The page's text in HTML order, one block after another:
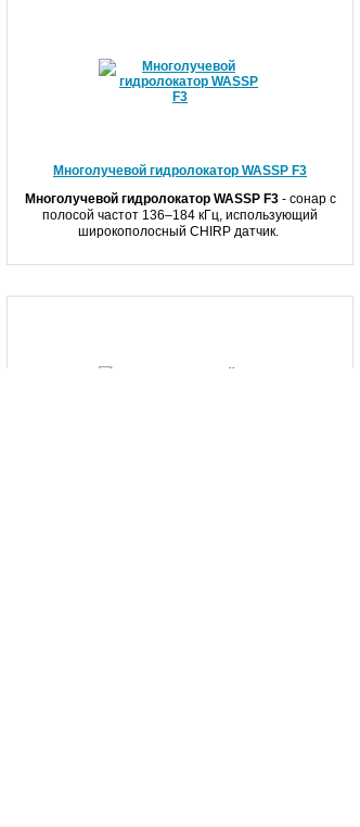
Многолучевой гидролокатор WASSP F3
Многолучевой гидролокатор WASSPF3- сонар с
полосой частот 136–184 кГц, использующий
широкополосный CHIRP датчик.